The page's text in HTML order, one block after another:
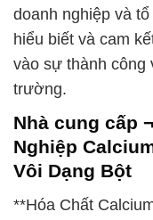
doanh nghiệp và
hiểu biết và cam
vào sự thành công
trường.
Nhà cung cấp
Nghiệp
Vôi Dạng Bột
**Hóa Chất